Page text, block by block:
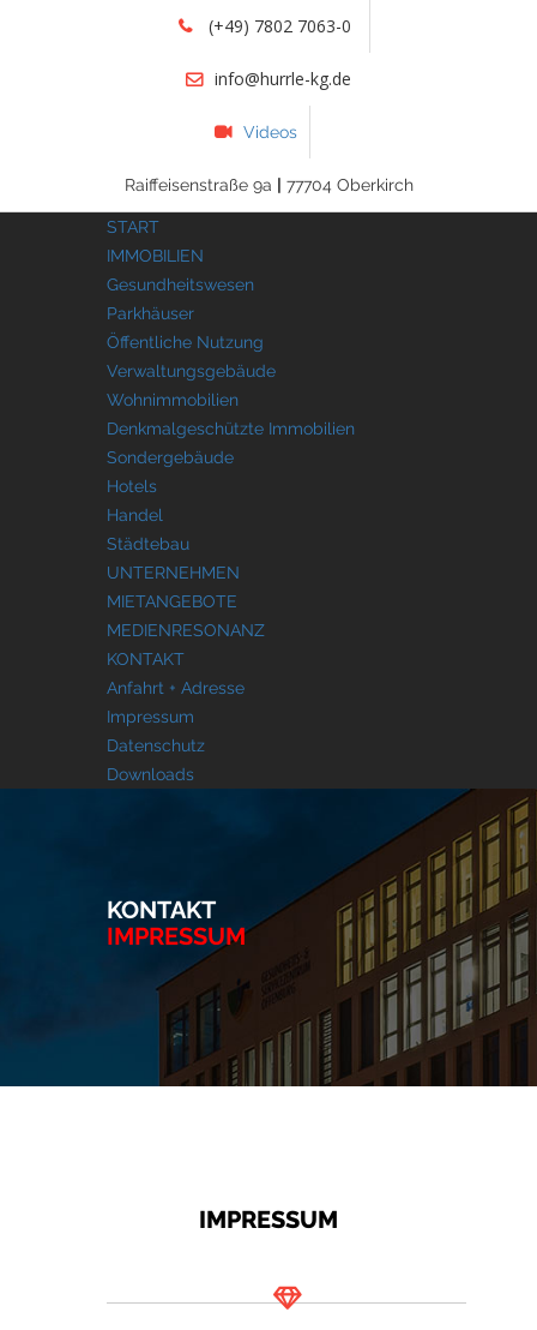
(+49) 7802 7063-0
info@hurrle-kg.de
Videos
Raiffeisenstraße 9a | 77704 Oberkirch
START
IMMOBILIEN
Gesundheitswesen
Parkhäuser
Öffentliche Nutzung
Verwaltungsgebäude
Wohnimmobilien
Denkmalgeschützte Immobilien
Sondergebäude
Hotels
Handel
Städtebau
UNTERNEHMEN
MIETANGEBOTE
MEDIENRESONANZ
KONTAKT
Anfahrt + Adresse
Impressum
Datenschutz
Downloads
KONTAKT
IMPRESSUM
IMPRESSUM